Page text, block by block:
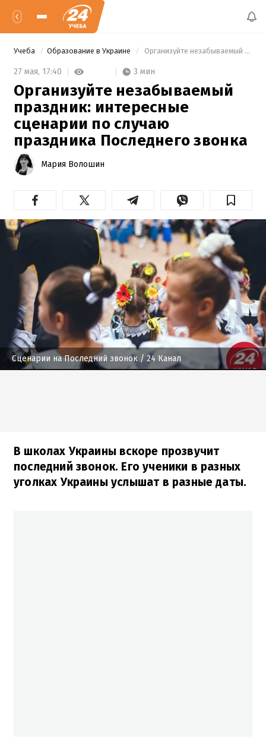
Учеба Образование в Украине Организуйте незабываемый праздник: интересные сценарии по случаю праздника Последнего звонка
27 мая, 17:40 3 мин
Организуйте незабываемый
праздник: интересные
сценарии по случаю
праздника Последнего звонка
Мария Волошин
Сценарии на Последний звонок / 24 Канал
В школах Украины вскоре прозвучит
последний звонок. Его ученики в разных
уголках Украины услышат в разные даты.